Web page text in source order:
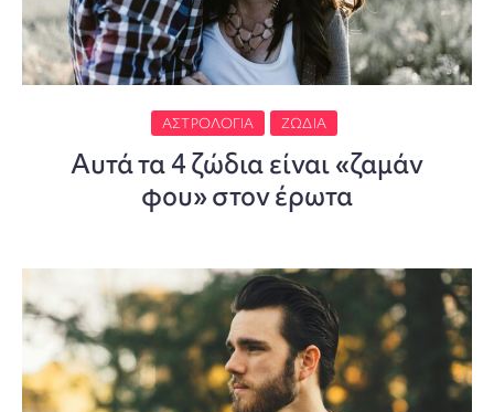
ΑΣΤΡΟΛΟΓΊΑ ΖΏΔΙΑ
Αυτά τα 4 ζώδια είναι «ζαμάν
φου» στον έρωτα